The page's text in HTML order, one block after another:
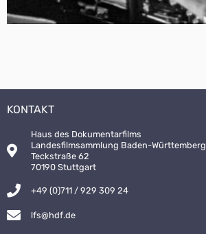
KONTAKT
Haus des Dokumentarfilms
Landesfilmsammlung Baden-Württemberg
Teckstraße 62
70190 Stuttgart
+49 (0)711 / 929 309 24
lfs@hdf.de